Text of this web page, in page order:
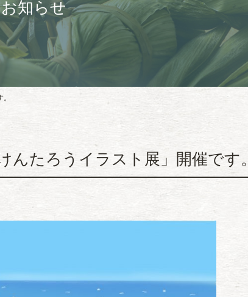
お知らせ
んたろうイラスト展」開催です。